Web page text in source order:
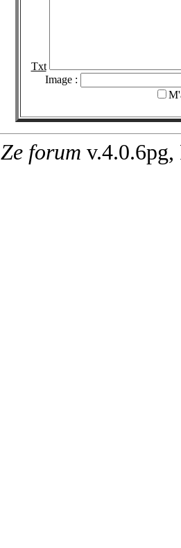
Txt
Image :
Ze forum